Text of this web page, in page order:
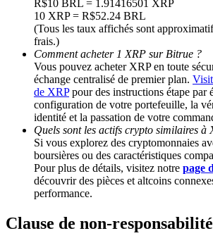
Invitez un ami pour recevoir des
BTC Welcome Rewards
Deposit & Trade BTC to Share 25000
R$10 BRL = 1.91416501 XRP
10 XRP = R$52.24 BRL
(Tous les taux affichés sont
frais.)
Comment acheter 1 XRP sur Bitrue ?
Vous pouvez acheter XRP en toute
échange centralisé de premier plan.
de XRPpour des instructions étape par
configuration de votre portefeuille, la
identité et la passation de votre
Quels sont les actifs crypto similaires à
Si vous explorez des cryptomonnaies
boursières ou des caractéristiques
Pour plus de détails, visitez notre page
découvrir des pièces et altcoins
performance.
Clause de non-responsabilité